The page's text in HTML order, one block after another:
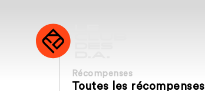
Récompenses
Toutes les récompenses